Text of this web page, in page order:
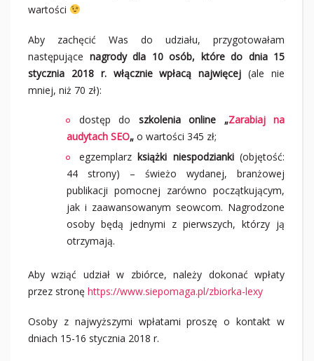
wartości
Aby zachęcić Was do udziału, przygotowałam
następujące nagrody dla 10 osób, które do dnia 15
stycznia 2018 r. włącznie wpłacą najwięcej (ale nie
mniej, niż 70 zł):
dostęp do szkolenia online „Zarabiaj na
audytach SEO„ o wartości 345 zł;
egzemplarz książki niespodzianki(objętość:
44 strony) – świeżo wydanej, branżowej
publikacji pomocnej zarówno początkującym,
jak i zaawansowanym seowcom. Nagrodzone
osoby będą jednymi z pierwszych, którzy ją
otrzymają.
Aby wziąć udział w zbiórce, należy dokonać wpłaty
przez stronę https://www.siepomaga.pl/zbiorka-lexy
Osoby z najwyższymi wpłatami proszę o kontakt w
dniach 15-16 stycznia 2018 r.